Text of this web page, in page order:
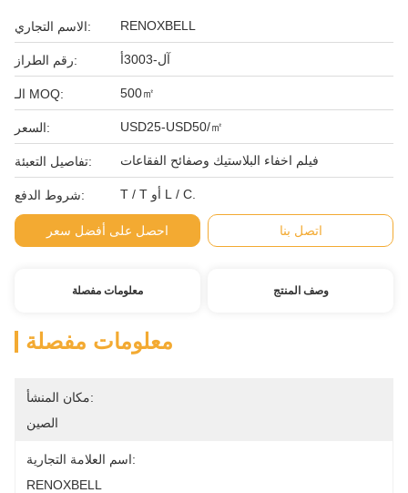
الاسم التجاري: RENOXBELL
رقم الطراز: آل-3003أ
الـ MOQ: 500㎡
السعر: USD25-USD50/㎡
تفاصيل التعبئة: فيلم اخفاء البلاستيك وصفائح الفقاعات
شروط الدفع: T / T أو L / C.
احصل على أفضل سعر اتصل بنا
معلومات مفصلة وصف المنتج
معلومات مفصلة
مكان المنشأ:
الصين
اسم العلامة التجارية:
RENOXBELL